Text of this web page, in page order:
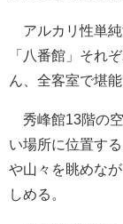
アルカリ性単純
「八番館」それ
ん、全客室で堪能
秀峰館13階の
い場所に位置す
や山々を眺めな
しめる。